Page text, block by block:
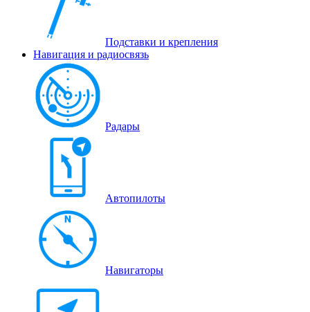
Подставки и крепления
Навигация и радиосвязь
Радары
Автопилоты
Навигаторы